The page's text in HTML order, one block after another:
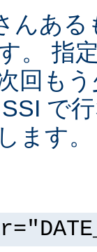
んあ
。 指
回も
で
ます。